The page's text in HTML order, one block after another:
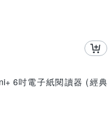
6吋電子紙閱讀器 (經典